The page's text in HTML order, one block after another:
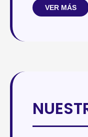
VER MÁS